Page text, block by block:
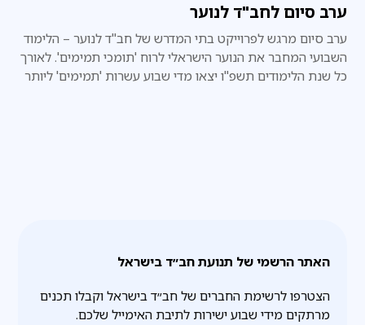
ערב סיום לחב"ד לנוער
ערב סיום מרגש לפרוייקט בתי המדרש של חב"ד לנוער – הלימוד
השבועי המחבר את הנוער הישראלי לרוח 'תומכי תמימים'. לאורך
כל שנת הלימודים תשפ"ו יצאו מדי שבוע עשרות 'תמימים' ליותר
האתר הרשמי של תנועת חב״ד בישראל
הצטרפו לרשימת החברים של חב״ד בישראל וקבלו תכנים
מרתקים מידי שבוע ישירות לתיבת האימייל שלכם.